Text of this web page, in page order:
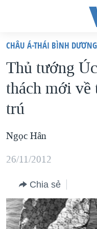
truy
cập
Tới
nội
chính
điều
hướng
chính
Đi
VIỆT NAM
HOA KỲ
BIỂN ĐÔNG
THẾ GIỚI
DIỄN ĐÀN
MỤC
TỰ DO BÁO CHÍ
VẠCH TRẦN TIN GIẢ
CHUYÊN ĐỀ
CHIẾN TRANH
HỌC TIẾNG ANH
CHÂU Á-THÁI BÌNH DƯƠNG
Thủ tướng
thách mới về
trú
Ngọc Hân
26/11/2012
Chia sẻ